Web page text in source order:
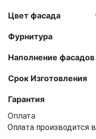
Цвет фасада
Фурнитура
Наполнение фасадов
Срок Изготовления
Гарантия
Оплата
Оплата производится